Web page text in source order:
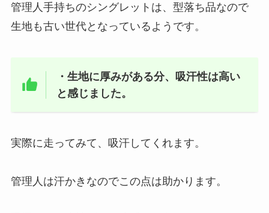
管理人手持ちのシングレットは、型落ち品なので
生地も古い世代となっているようです。
・生地に厚みがある分、吸汗性は高い
と感じました。
実際に走ってみて、吸汗してくれます。
管理人は汗かきなのでこの点は助かります。